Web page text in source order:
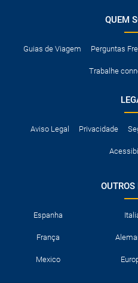
QUEM
Guias de Viagem Perguntas
Trabalhe
Aviso Legal Privacidade
OUTROS
Espanha
França
Mexico